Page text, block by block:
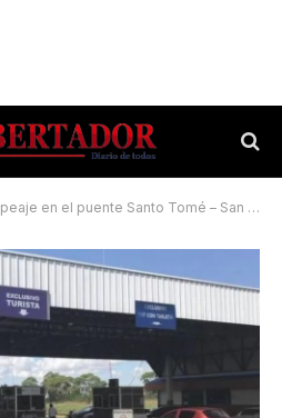
en el puente Santo Tomé – San Borja